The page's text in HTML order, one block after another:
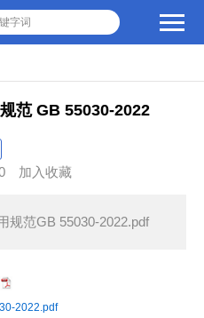
字词
范 GB 55030-2022
加入收藏
规范GB 55030-2022.pdf
2022.pdf